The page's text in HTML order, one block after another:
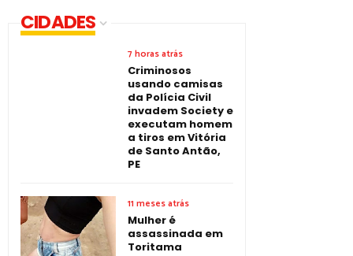
CIDADES
7 horas atrás
Criminosos
usando camisas
da Polícia Civil
invadem Society e
executam homem
a tiros em Vitória
de Santo Antão,
PE
11 meses atrás
Mulher é
assassinada em
Toritama